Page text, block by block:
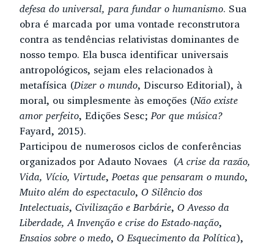
defesa do universal, para fundar o humanismo. Sua
obra é marcada por uma vontade reconstrutora
contra as tendências relativistas dominantes de
nosso tempo. Ela busca identificar universais
antropológicos, sejam eles relacionados à
metafísica (Dizer o mundo, Discurso Editorial), à
moral, ou simplesmente às emoções (Não existe
amor perfeito, Edições Sesc;Por que música?
Fayard, 2015).
Participou de numerosos ciclos de conferências
organizados por Adauto Novaes (A crise da razão,
Vida, Vício, Virtude,Poetas que pensaram o mundo,
Muito além do espectaculo, O Silêncio dos
Intelectuais, Civilização e Barbárie, O Avesso da
Liberdade, A Invenção e crise do Estado-nação,
Ensaios sobre o medo, O Esquecimento da Política),